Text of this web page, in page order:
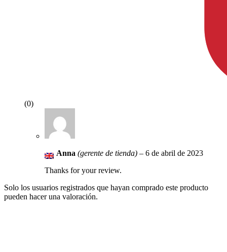
(0)
Anna (gerente de tienda) – 6 de abril de 2023
Thanks for your review.
Solo los usuarios registrados que hayan comprado este producto
pueden hacer una valoración.